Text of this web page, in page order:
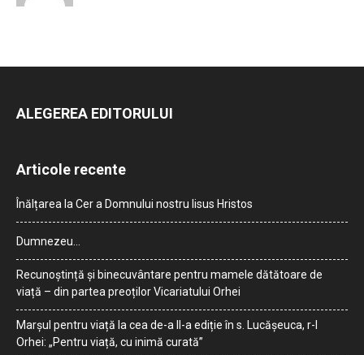
ALEGEREA EDITORULUI
Articole recente
Înălțarea la Cer a Domnului nostru Iisus Hristos
Dumnezeu…
Recunoștință și binecuvântare pentru mamele dătătoare de
viață – din partea preoților Vicariatului Orhei
Marșul pentru viață la cea de-a II-a ediție în s. Lucășeuca, r-l
Orhei: „Pentru viață, cu inimă curată”